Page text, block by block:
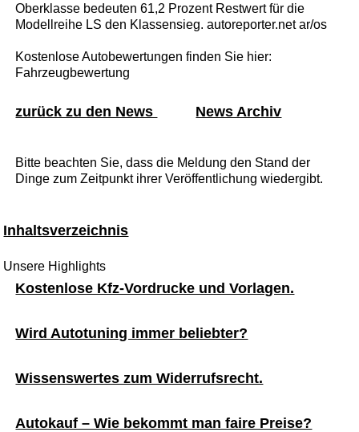
Oberklasse bedeuten 61,2 Prozent Restwert für die
Modellreihe LS den Klassensieg. autoreporter.net ar/os
Kostenlose Autobewertungen finden Sie hier:
Fahrzeugbewertung
zurück zu den News News Archiv
Bitte beachten Sie, dass die Meldung den Stand der
Dinge zum Zeitpunkt ihrer Veröffentlichung wiedergibt.
Inhaltsverzeichnis
Unsere Highlights
Kostenlose Kfz-Vordrucke und Vorlagen.
Wird Autotuning immer beliebter?
Wissenswertes zum Widerrufsrecht.
Autokauf – Wie bekommt man faire Preise?